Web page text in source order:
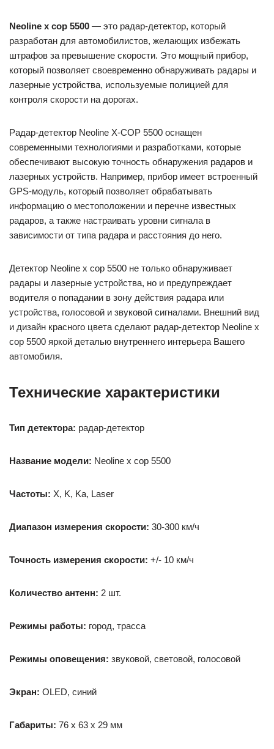
Neoline x cop 5500 — это радар-детектор, который
разработан для автомобилистов, желающих избежать
штрафов за превышение скорости. Это мощный прибор,
который позволяет своевременно обнаруживать радары и
лазерные устройства, используемые полицией для
контроля скорости на дорогах.
Радар-детектор Neoline X-COP 5500 оснащен
современными технологиями и разработками, которые
обеспечивают высокую точность обнаружения радаров и
лазерных устройств. Например, прибор имеет встроенный
GPS-модуль, который позволяет обрабатывать
информацию о местоположении и перечне известных
радаров, а также настраивать уровни сигнала в
зависимости от типа радара и расстояния до него.
Детектор Neoline x cop 5500 не только обнаруживает
радары и лазерные устройства, но и предупреждает
водителя о попадании в зону действия радара или
устройства, голосовой и звуковой сигналами. Внешний вид
и дизайн красного цвета сделают радар-детектор Neoline x
cop 5500 яркой деталью внутреннего интерьера Вашего
автомобиля.
Технические характеристики
Тип детектора: радар-детектор
Название модели: Neoline x cop 5500
Частоты: X, K, Ka, Laser
Диапазон измерения скорости: 30-300 км/ч
Точность измерения скорости: +/- 10 км/ч
Количество антенн: 2 шт.
Режимы работы: город, трасса
Режимы оповещения: звуковой, световой, голосовой
Экран: OLED, синий
Габариты: 76 x 63 x 29 мм